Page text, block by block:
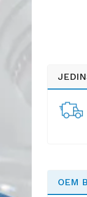
OEM